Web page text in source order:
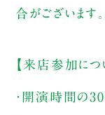
合がございます
【来店参加につ
・開演時間の